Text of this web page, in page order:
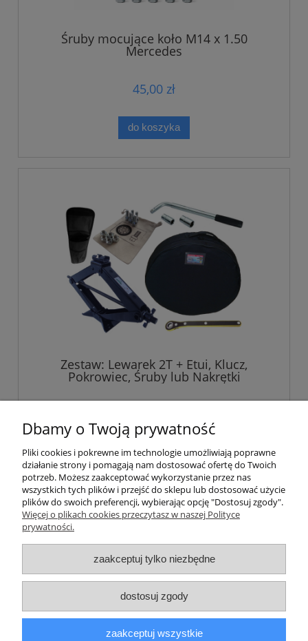
Śruby mocujące koło M14 x 1.50
Mercedes
45,00 zł
do koszyka
Zestaw: Lewarek 2T + Etui, Klucz,
Pokrowiec, Śruby lub Nakrętki
do koszyka
Pomoc
Informacje
Moje konto
Płatności i dostawa
Dbamy o Twoją prywatność
Pliki cookies i pokrewne im technologie umożliwiają poprawne
działanie strony i pomagają nam dostosować ofertę do Twoich
potrzeb. Możesz zaakceptować wykorzystanie przez nas
wszystkich tych plików i przejść do sklepu lub dostosować użycie
plików do swoich preferencji, wybierając opcję "Dostosuj zgody".
Więcej o plikach cookies przeczytasz w naszej Polityce
prywatności.
zaakceptuj tylko niezbędne
dostosuj zgody
zaakceptuj wszystkie